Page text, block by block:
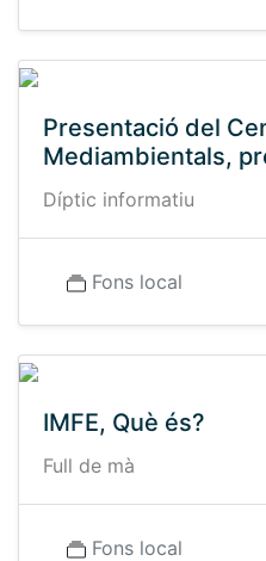
Presentació del
Mediambientals,
Díptic informatiu
Fons local
IMFE, Què és?
Full de mà
Fons local